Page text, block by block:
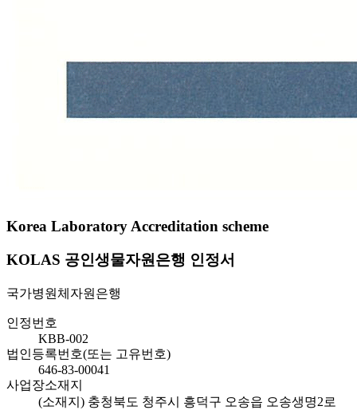
Korea Laboratory Accreditation scheme
KOLAS 공인생물자원은행 인정서
국가병원체자원은행
인정번호
KBB-002
법인등록번호(또는 고유번호)
646-83-00041
사업장소재지
(소재지) 충청북도 청주시 흥덕구 오송읍 오송생명2로